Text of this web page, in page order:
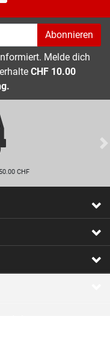
Abonnieren
Melde dich
CHF 10.00
CHF